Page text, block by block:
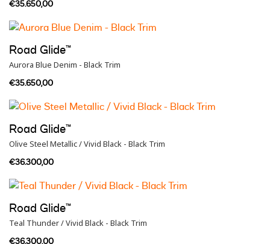
€35.650,00
Road Glide™
Aurora Blue Denim - Black Trim
€35.650,00
Road Glide™
Olive Steel Metallic / Vivid Black - Black Trim
€36.300,00
Road Glide™
Teal Thunder / Vivid Black - Black Trim
€36.300,00